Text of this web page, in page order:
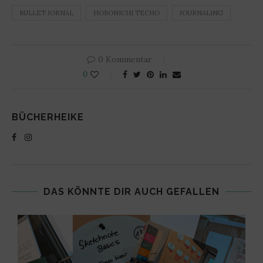
BULLET JORNAL HOBONICHI TECHO JOURNALING
0 Kommentar
0
BÜCHERHEIKE
DAS KÖNNTE DIR AUCH GEFALLEN